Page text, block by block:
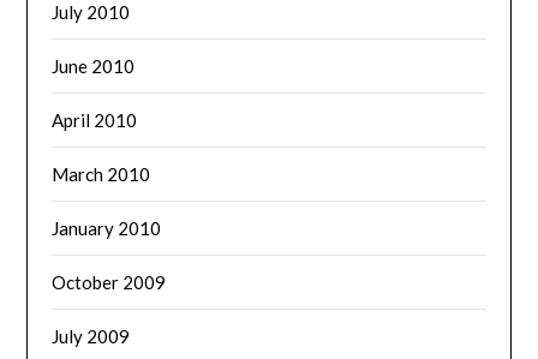
July 2010
June 2010
April 2010
March 2010
January 2010
October 2009
July 2009